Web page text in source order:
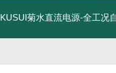
菊水直流电源-全工况